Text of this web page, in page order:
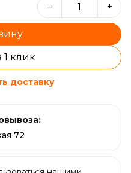
– +
1 клик
доставку
72